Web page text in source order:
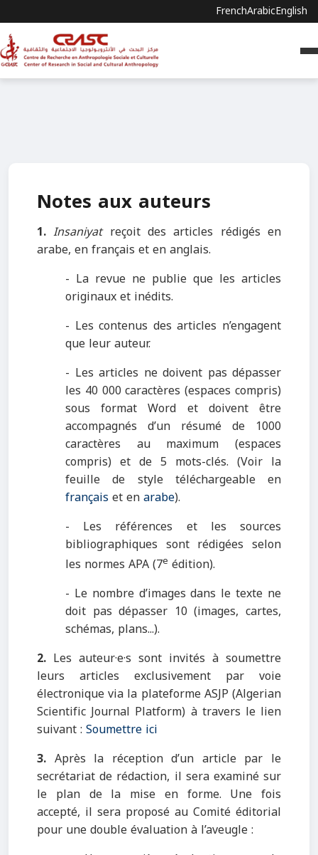
FrenchArabicEnglish
Notes aux auteurs
1. Insaniyatreçoit des articles rédigés en
arabe, en français et en anglais.
- La revue ne publie que les articles
originaux et inédits.
- Les contenus des articles n’engagent
que leur auteur.
- Les articles ne doivent pas dépasser
les 40 000 caractères (espaces compris)
sous format Word et doivent être
accompagnés d’un résumé de 1000
caractères au maximum (espaces
compris) et de 5 mots-clés. (Voir la
feuille de style téléchargeable en
françaiset enarabe).
- Les références et les sources
bibliographiques sont rédigées selon
les normes APA (7e édition).
- Le nombre d’images dans le texte ne
doit pas dépasser 10 (images, cartes,
schémas, plans...).
2. Les auteur·e·s sont invités à soumettre
leurs articles exclusivement par voie
électronique via la plateforme ASJP (Algerian
Scientific Journal Platform) à travers le lien
suivant :Soumettre ici
3. Après la réception d’un article par le
secrétariat de rédaction, il sera examiné sur
le plan de la mise en forme. Une fois
accepté, il sera proposé au Comité éditorial
pour une double évaluation à l’aveugle :